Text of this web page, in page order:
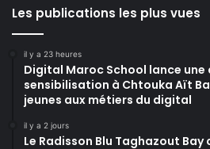
Les publications les plus vues
il y a 23 heures
Digital Maroc School lance une
sensibilisation à Chtouka Aït
jeunes aux métiers du digital
il y a 2 jours
Le Radisson Blu Taghazout Bay